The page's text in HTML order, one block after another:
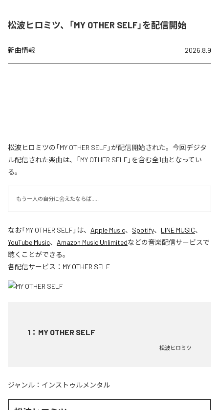
松波ヒロミツ、「MY OTHER SELF」を配信開始
新曲情報 2026.8.9
松波ヒロミツの「MY OTHER SELF」が配信開始された。今回デジタ
ル配信された楽曲は、「MY OTHER SELF」を含む全1曲となってい
る。
もう一人の自分に会えたならば.....
なお「MY OTHER SELF」は、 Apple Music、 Spotify、 LINE MUSIC、
YouTube Music、 Amazon Music Unlimitedなどの音楽配信サービスで
聴くことができる。
各配信サービス： MY OTHER SELF
1 ： MY OTHER SELF
松波ヒロミツ
ジャンル： インストゥルメンタル